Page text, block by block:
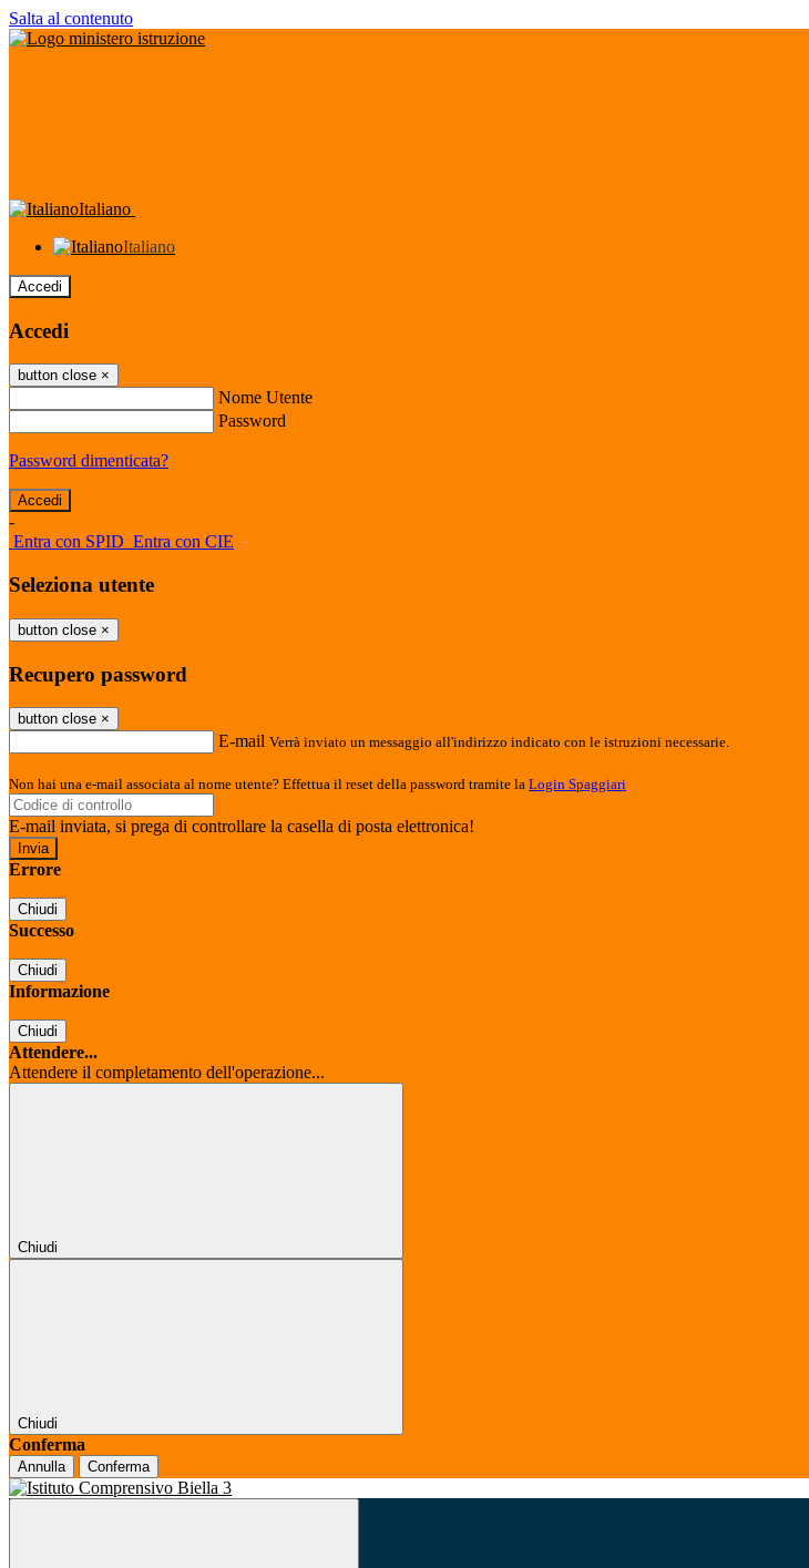
Salta al contenuto
Italiano
Italiano
Accedi
Accedi
button close ×
Nome Utente
Password
Password dimenticata?
-
Entra con SPID Entra con CIE
Seleziona utente
button close ×
Recupero password
button close ×
E-mail Verrà inviato un messaggio all'indirizzo indicato con le istruzioni necessarie.
Non hai una e-mail associata al nome utente? Effettua il reset della password tramite la Login Spaggiari
E-mail inviata, si prega di controllare la casella di posta elettronica!
Errore
Chiudi
Successo
Chiudi
Informazione
Chiudi
Attendere...
Attendere il completamento dell'operazione...
Chiudi
Chiudi
Conferma
Annulla Conferma